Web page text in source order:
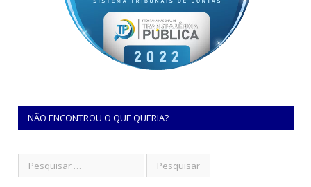
NÃO ENCONTROU O QUE QUERIA?